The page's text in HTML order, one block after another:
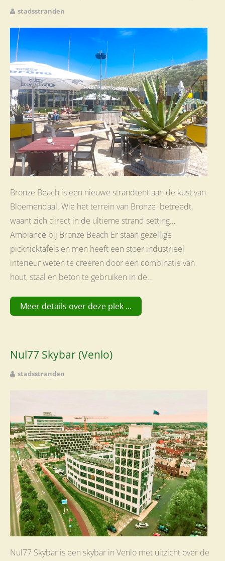
stadsstranden
Bronze Beach is een nieuwe strandtent aan de kust van
Bloemendaal. Wie het terrein van Bronze betreedt,
waant zich direct in de ultieme strand setting…
Ambiance bij Bronze Beach Er staan gezellige
picknicktafels en men heeft een stoer industrieel
interieur weten te creeren door een combinatie van
hout, staal en beton te gebruiken in de…
Meer details over deze plek ...
Nul77 Skybar (Venlo)
stadsstranden
Nul77 Skybar is een skybar in Venlo met uitzicht over de